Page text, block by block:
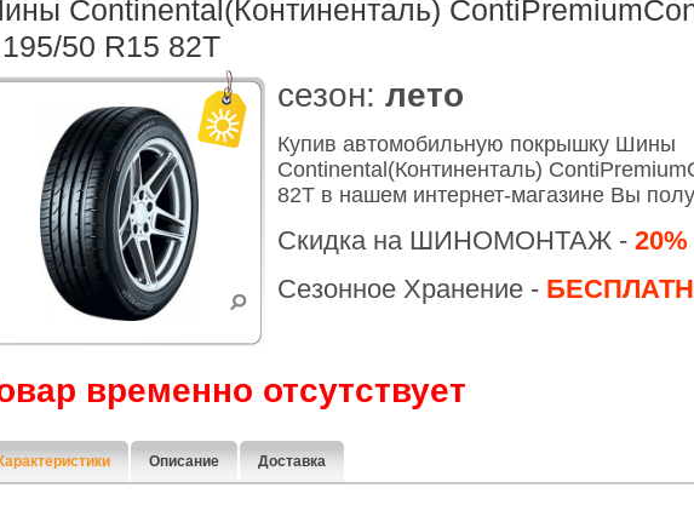
Continental(Континенталь)
50 R15 82T
cезон: лето
Купив автомобильную покрышку Шины
Continental(Континенталь)
82T в нашем интернет-магазине Вы
Скидка на ШИНОМОНТАЖ - 20%
Сезонное Хранение -
временно отсутствует
Описание Доставка